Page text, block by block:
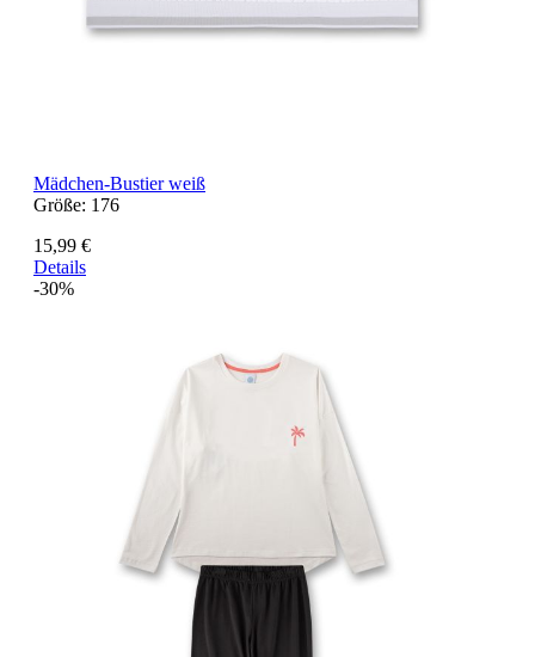
Mädchen-Bustier weiß
Größe: 176
15,99 €
Details
-30%